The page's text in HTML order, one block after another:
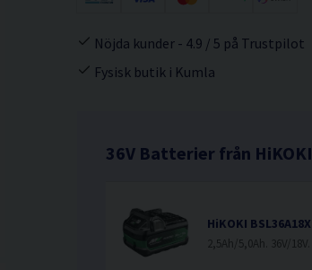
Nöjda kunder - 4.9 / 5 på Trustpilot
Fysisk butik i Kumla
36V Batterier från HiKOKI